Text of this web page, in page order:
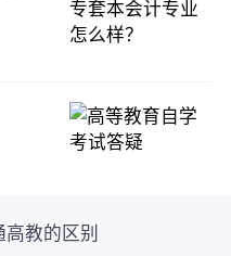
教的区别